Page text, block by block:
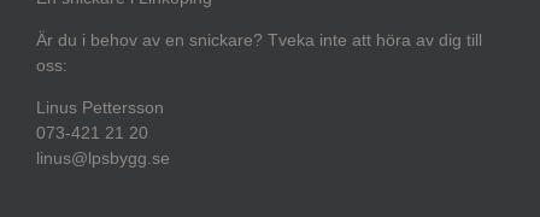
Är du i behov av en snickare? Tveka inte att höra av dig till
oss:
Linus Pettersson
073-421 21 20
linus@lpsbygg.se